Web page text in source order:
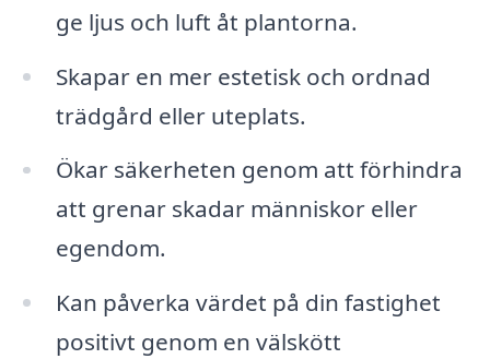
ge ljus och luft åt plantorna.
Skapar en mer estetisk och ordnad
trädgård eller uteplats.
Ökar säkerheten genom att förhindra
att grenar skadar människor eller
egendom.
Kan påverka värdet på din fastighet
positivt genom en välskött